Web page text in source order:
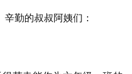
勤的叔叔阿姨们：